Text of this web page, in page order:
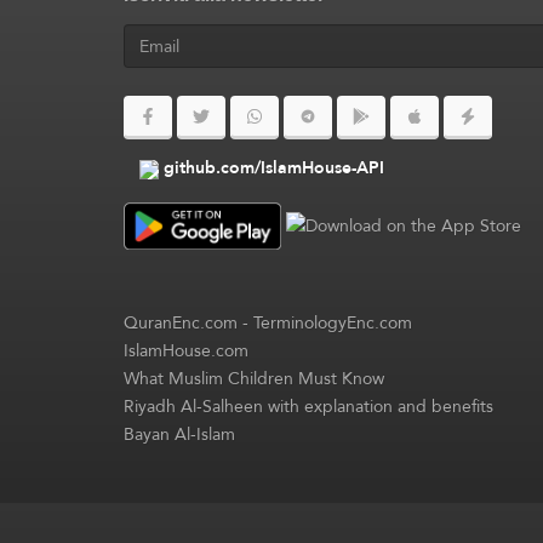
github.com/IslamHouse-API
QuranEnc.com-TerminologyEnc.com
IslamHouse.com
What Muslim Children Must Know
Riyadh Al-Salheen with explanation and benefits
Bayan Al-Islam